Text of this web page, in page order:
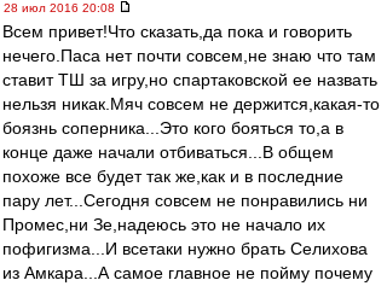
28 июл 2016 20:08
Всем привет!Что сказать,да пока и говорить
нечего.Паса нет почти совсем,не знаю что там
ставит ТШ за игру,но спартаковской ее назвать
нельзя никак.Мяч совсем не держится,какая-то
боязнь соперника...Это кого бояться то,а в
конце даже начали отбиваться...В общем
похоже все будет так же,как и в последние
пару лет...Сегодня совсем не понравились ни
Промес,ни Зе,надеюсь это не начало их
пофигизма...И всетаки нужно брать Селихова
из Амкара...А самое главное не пойму почему